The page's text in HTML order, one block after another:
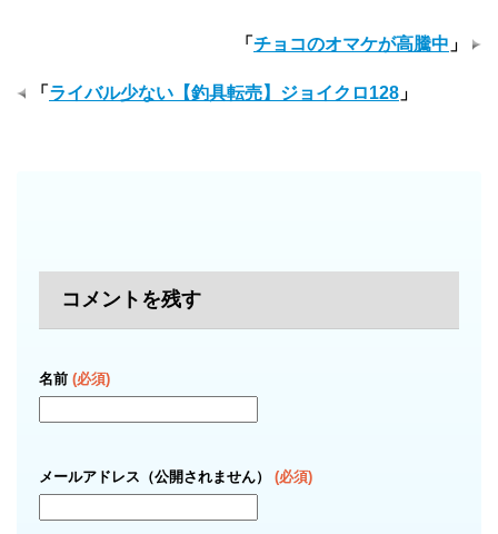
「 チョコのオマケが高騰中 」
「 ライバル少ない【釣具転売】ジョイクロ128 」
コメントを残す
名前 (必須)
メールアドレス（公開されません） (必須)